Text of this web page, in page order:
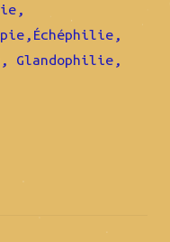
Glandophilie,